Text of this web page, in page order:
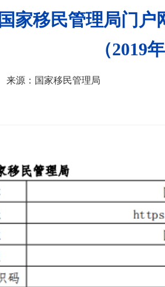
国家移民管理局门户
（2019
来源：国家移民管理局